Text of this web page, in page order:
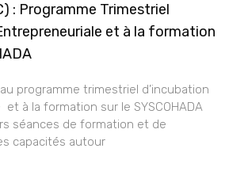
: Programme Trimestriel
et à la formation
programme trimestriel d’incubation
à la formation sur le SYSCOHADA
séances de formation et de
capacités autour